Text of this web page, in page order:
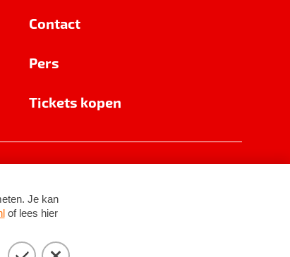
Contact
Pers
Tickets kopen